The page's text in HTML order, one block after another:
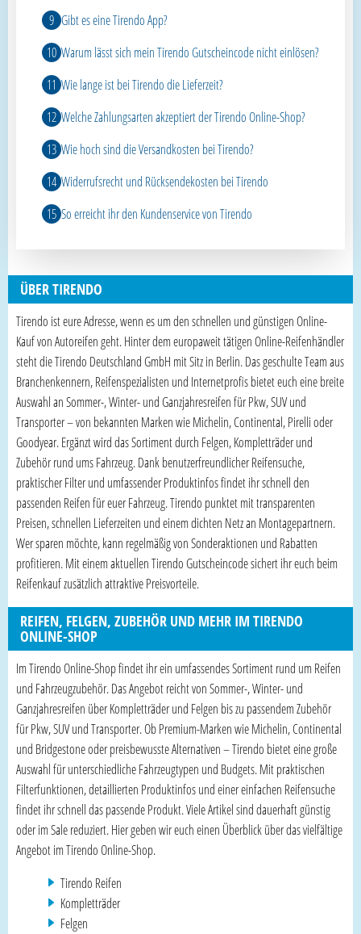
Gibt es eine Tirendo App?
Warum lässt sich mein Tirendo Gutscheincode nicht einlösen?
Wie lange ist bei Tirendo die Lieferzeit?
Welche Zahlungsarten akzeptiert der Tirendo Online-Shop?
Wie hoch sind die Versandkosten bei Tirendo?
Widerrufsrecht und Rücksendekosten bei Tirendo
So erreicht ihr den Kundenservice von Tirendo
ÜBER TIRENDO
Tirendo ist eure Adresse, wenn es um den schnellen und günstigen Online-
Kauf von Autoreifen geht. Hinter dem europaweit tätigen Online-Reifenhändler
steht die Tirendo Deutschland GmbH mit Sitz in Berlin. Das geschulte Team aus
Branchenkennern, Reifenspezialisten und Internetprofis bietet euch eine breite
Auswahl an Sommer-, Winter- und Ganzjahresreifen für Pkw, SUV und
Transporter – von bekannten Marken wie Michelin, Continental, Pirelli oder
Goodyear. Ergänzt wird das Sortiment durch Felgen, Kompletträder und
Zubehör rund ums Fahrzeug. Dank benutzerfreundlicher Reifensuche,
praktischer Filter und umfassender Produktinfos findet ihr schnell den
passenden Reifen für euer Fahrzeug. Tirendo punktet mit transparenten
Preisen, schnellen Lieferzeiten und einem dichten Netz an Montagepartnern.
Wer sparen möchte, kann regelmäßig von Sonderaktionen und Rabatten
profitieren. Mit einem aktuellen Tirendo Gutscheincode sichert ihr euch beim
Reifenkauf zusätzlich attraktive Preisvorteile.
REIFEN, FELGEN, ZUBEHÖR UND MEHR IM TIRENDO
ONLINE-SHOP
Im Tirendo Online-Shop findet ihr ein umfassendes Sortiment rund um Reifen
und Fahrzeugzubehör. Das Angebot reicht von Sommer-, Winter- und
Ganzjahresreifen über Kompletträder und Felgen bis zu passendem Zubehör
für Pkw, SUV und Transporter. Ob Premium-Marken wie Michelin, Continental
und Bridgestone oder preisbewusste Alternativen – Tirendo bietet eine große
Auswahl für unterschiedliche Fahrzeugtypen und Budgets. Mit praktischen
Filterfunktionen, detaillierten Produktinfos und einer einfachen Reifensuche
findet ihr schnell das passende Produkt. Viele Artikel sind dauerhaft günstig
oder im Sale reduziert. Hier geben wir euch einen Überblick über das vielfältige
Angebot im Tirendo Online-Shop.
Tirendo Reifen
Kompletträder
Felgen